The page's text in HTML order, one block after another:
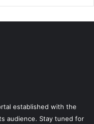
established with the
audience. Stay tuned for